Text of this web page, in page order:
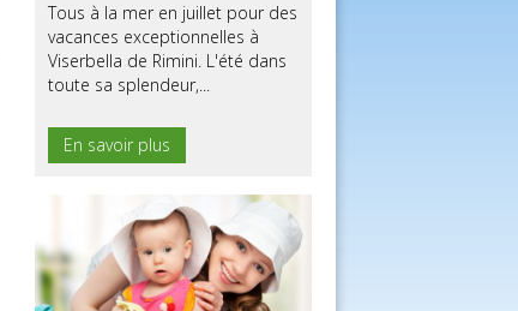
Tous à la mer en juillet pour des
vacances exceptionnelles à
Viserbella de Rimini. L'été dans
toute sa splendeur,...
En savoir plus